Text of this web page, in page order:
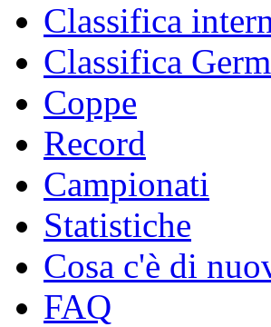
Classifica
Classifica
Coppe
Record
Campionati
Statistiche
Cosa c'è di
FAQ